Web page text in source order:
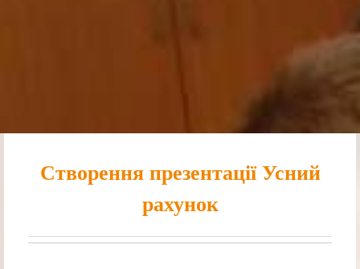
Створення презентації Усний
рахунок